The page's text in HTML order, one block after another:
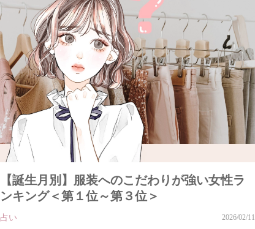
【誕生月別】服装へのこだわりが強い女性ラ
ンキング＜第１位～第３位＞
占い 2026/02/11